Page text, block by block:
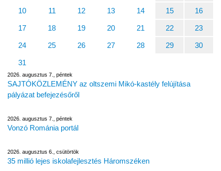
10 11 12 13 14 15 16
17 18 19 20 21 22 23
24 25 26 27 28 29 30
31
2026. augusztus 7., péntek
SAJTÓKÖZLEMÉNY az oltszemi Mikó-kastély felújítása
pályázat befejezésőről
2026. augusztus 7., péntek
Vonzó Románia portál
2026. augusztus 6., csütörtök
35 millió lejes iskolafejlesztés Háromszéken